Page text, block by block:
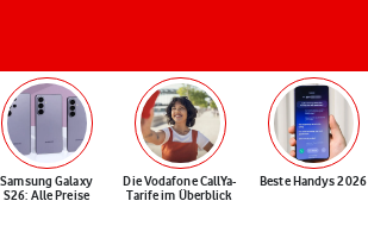
Samsung Galaxy
S26: Alle Preise
Die Vodafone CallYa-
Tarife im Überblick
Beste Handys 2026